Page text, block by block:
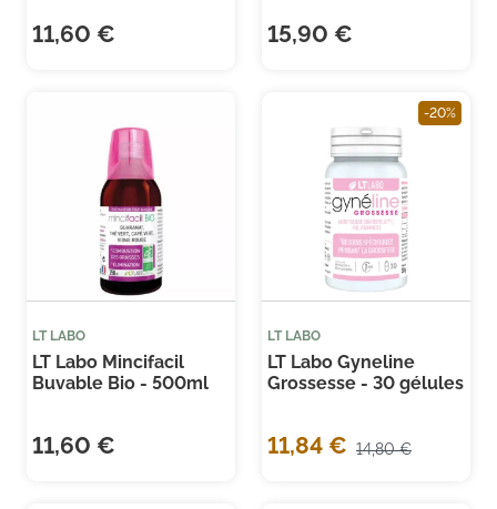
11,60 € 15,90 €
LT LABO
LT Labo Mincifacil
Buvable Bio - 500ml
11,60 €
-20%
LT LABO
LT Labo Gyneline
Grossesse - 30 gélules
11,84 € 14,80 €